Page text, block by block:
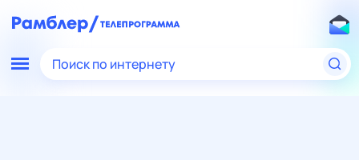
Поиск по интернету